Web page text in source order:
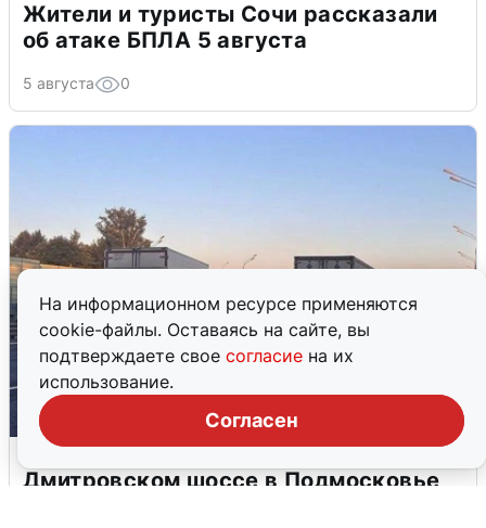
На информационном ресурсе применяются
cookie-файлы. Оставаясь на сайте, вы
подтверждаете свое согласие на их
использование.
Согласен
Жители и туристы Сочи рассказали
об атаке БПЛА 5 августа
5 августа 0
Пять машин столкнулись на
Дмитровском шоссе в Подмосковье